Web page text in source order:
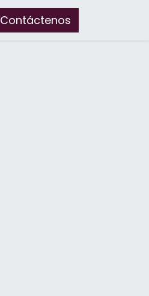
Contáctenos